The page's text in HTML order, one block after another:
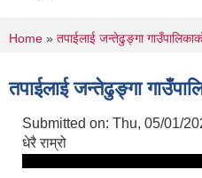
You are here
Home » तपाईलाई जन्तेढुङ्गा
तपाईलाई जन्तेढुङ्गा
Submitted on: Thu, 05/01/
धेरै राम्रो